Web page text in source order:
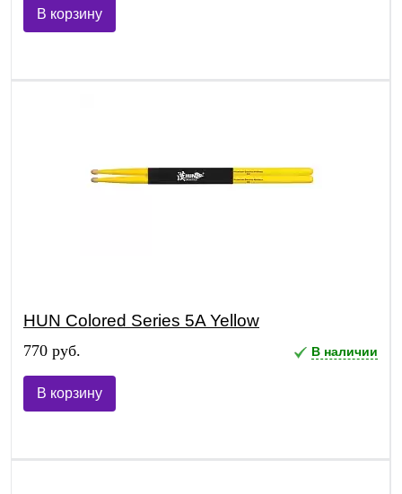
В корзину
HUN Colored Series 5A Yellow
770 руб. В наличии
В корзину